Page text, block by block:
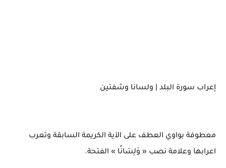
إعراب سورة البلد | ولسانا وشفتين
معطوفة بواوي العطف على الآية الكريمة السابقة وتعرب
اعرابها وعلامة نصب « وَلِسَانًا » الفتحة.